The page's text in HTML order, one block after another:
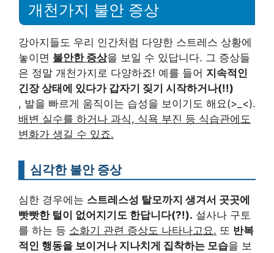
개천가지 불안 증상
강아지들도 우리 인간처럼 다양한 스트레스 상황에
놓이면 불안한 증상을 보일 수 있답니다. 그 증상들
은 정말 개천가지로 다양하죠! 예를 들어 지속적인
긴장 상태에 있다가 갑자기 짖기 시작하거나(!!)
, 발을 빠르게 움직이는 습성을 보이기도 해요(>_<).
배변 실수를 하거나 과식, 식욕 부진 등 식습관에도
변화가 생길 수 있죠.
심각한 불안 증상
심한 경우에는 스트레스성 탈모까지 생겨서 곳곳에
빳빳한 털이 없어지기도 한답니다(?!). 설사나 구토
를 하는 등 소화기 관련 증상도 나타나고요. 또 반복
적인 행동을 보이거나 지나치게 집착하는 모습을 보